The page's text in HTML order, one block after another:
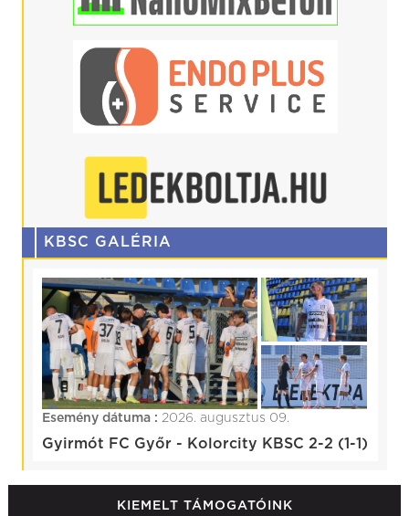
KBSC GALÉRIA
Esemény dátuma : 2026. augusztus 09.
Gyirmót FC Győr - Kolorcity KBSC 2-2 (1-1)
KIEMELT TÁMOGATÓINK